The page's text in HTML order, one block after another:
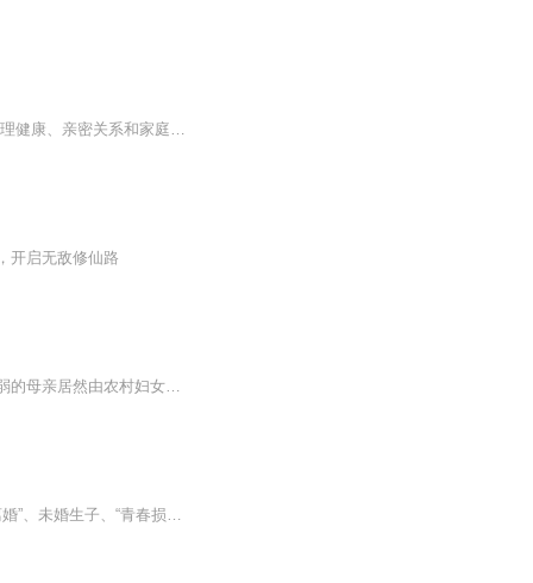
� 《仙人掌晒太阳》是一档结合心理学专业和生活实践的成长播客。节目聚焦个人成长、心理健康、亲密关系和家庭教育等主题。� 每期推荐一本书或一部影片，主播将咨询室的专业经验， 融入到对书籍，电影和纪录片的解读中，结合真实咨询案例(已脱敏)，分享可...
开启无敌修仙路
【内容简介】采药村王惜胜踩了狗屎运成了见义勇为的英雄，大哥撞邪神经后咬死亲爹，懦弱的母亲居然由农村妇女变成了乡长，甚至于创业成了女强人。王惜胜阴差阳错接了母亲的公司，开始打造采药村的原始生态世界，结果……【作者简介】毕三郎
当你遇到家庭暴力、被迫结婚、房产分割、婚外恋情、子女抚养、性生活不和谐、“假离婚”、未婚生子、“青春损失费”、彩礼返还、争夺遗产这些可能让你烦心的事，应当怎么办？小仙系统总结常见多发的真实案例，用通俗易懂的语言，结合权威的司法...